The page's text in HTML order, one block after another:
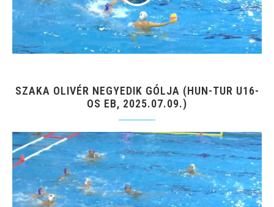
SZAKA OLIVÉR NEGYEDIK GÓLJA (HUN-TUR U16-
OS EB, 2025.07.09.)